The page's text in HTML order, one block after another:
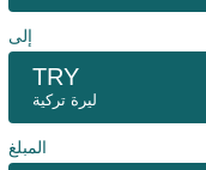
إلى
TRY
ليرة تركية
المبلغ